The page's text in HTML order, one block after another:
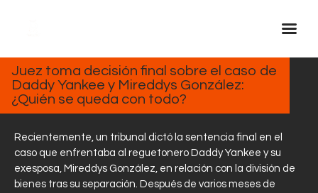
Inicio Real FM
Streaming
En Vivo
Descarga La APP
Programas
13, 2025
Juez toma decisión final sobre el caso de
Daddy Yankee y Mireddys González:
¿Quién se queda con todo?
Recientemente, un tribunal dictó la sentencia final en el
caso que enfrentaba al reguetonero Daddy Yankee y su
exesposa, Mireddys González, en relación con la división de
bienes tras su separación. Después de varios meses de